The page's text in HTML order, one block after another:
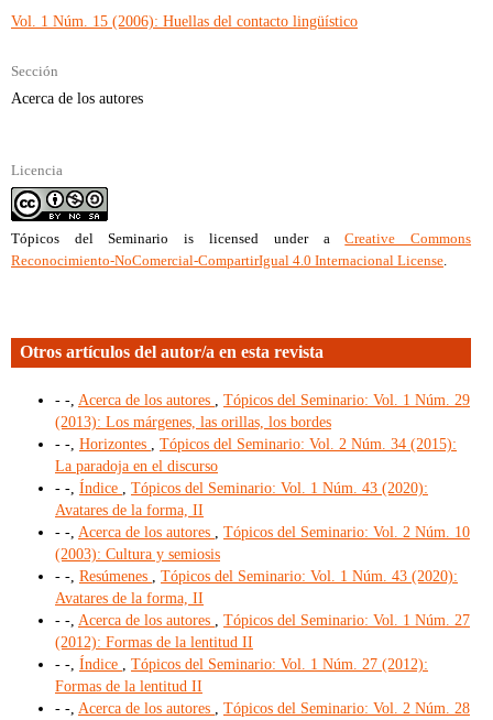
Vol. 1 Núm. 15 (2006): Huellas del contacto lingüístico
Sección
Acerca de los autores
Licencia
Tópicos del Seminario is licensed under aCreative Commons
Reconocimiento-NoComercial-CompartirIgual 4.0 Internacional License.
Otros artículos del autor/a en esta revista
- -, Acerca de los autores
Tópicos del Seminario: Vol. 1 Núm. 29
(2013): Los márgenes, las orillas, los bordes
- -, Horizontes
Tópicos del Seminario: Vol. 2 Núm. 34 (2015):
La paradoja en el discurso
- -, Índice
Tópicos del Seminario: Vol. 1 Núm. 43 (2020):
Avatares de la forma, II
- -, Acerca de los autores
Tópicos del Seminario: Vol. 2 Núm. 10
(2003): Cultura y semiosis
- -, Resúmenes
Tópicos del Seminario: Vol. 1 Núm. 43 (2020):
Avatares de la forma, II
- -, Acerca de los autores
Tópicos del Seminario: Vol. 1 Núm. 27
(2012): Formas de la lentitud II
- -, Índice
Tópicos del Seminario: Vol. 1 Núm. 27 (2012):
Formas de la lentitud II
- -, Acerca de los autores
Tópicos del Seminario: Vol. 2 Núm. 28